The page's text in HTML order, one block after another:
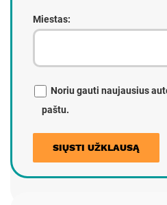
Miestas:
Noriu gauti naujausius
paštu.